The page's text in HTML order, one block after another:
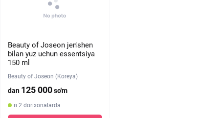
Beauty of Joseon jen'shen
bilan yuz uchun essentsiya
150 ml
Beauty of Joseon (Koreya)
dan 125 000so'm
в 2 dorixonalarda